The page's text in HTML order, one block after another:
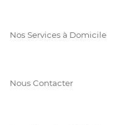
Nos Services à Domicile
Nous Contacter